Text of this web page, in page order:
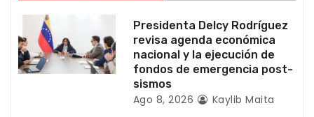
e
e
n
Presidenta Delcy Rodríguez
revisa agenda económica
nacional y la ejecución de
fondos de emergencia post-
sismos
Ago 8, 2026 Kaylib Maita